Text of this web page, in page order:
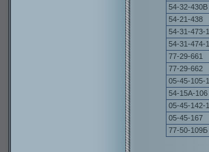
54-32-430В
54-21-438
54-31-473-1
54-31-474-1
77-29-661
77-29-662
05-45-105-1
54-15А-106
05-45-142-1
05-45-167
77-50-109Б